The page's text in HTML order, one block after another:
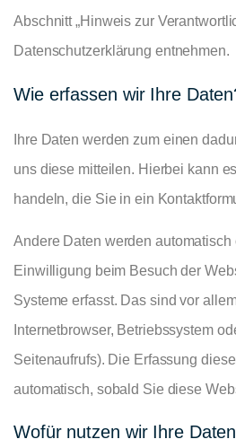
Abschnitt „Hinweis zur
Datenschutzerklärung entnehmen.
Wie erfassen wir Ihre
Ihre Daten werden zum einen
uns diese mitteilen. Hierbei kann
handeln, die Sie in ein
Andere Daten werden automatisch
Einwilligung beim Besuch der
Systeme erfasst. Das sind vor
Internetbrowser, Betriebssystem
Seitenaufrufs). Die Erfassung
automatisch, sobald Sie diese
Wofür nutzen wir Ihre